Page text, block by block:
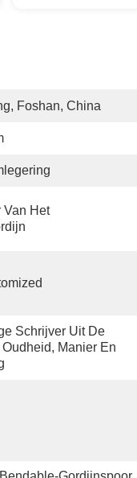
Foshan, China
Van Het
Schrijver Uit De
Manier En